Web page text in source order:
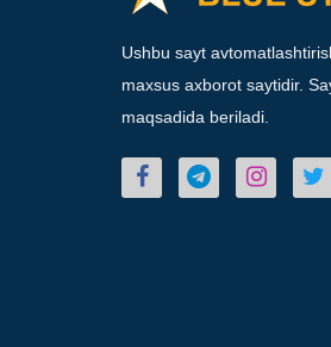
Ushbu sayt
maxsus axborot saytidir.
maqsadida beriladi.